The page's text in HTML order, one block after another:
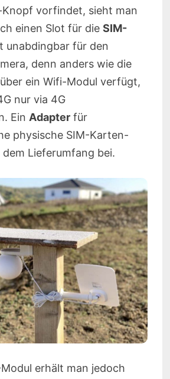
Knopf vorfindet, sieht man
einen Slot für die SIM-
unabdingbar für den
denn anders wie die
ein Wifi-Modul verfügt,
nur via 4G
Ein Adapterfür
physische SIM-Karten-
Lieferumfang bei.
erhält man jedoch